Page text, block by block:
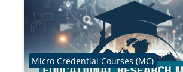
Course category
Micro Credential Courses (MC)